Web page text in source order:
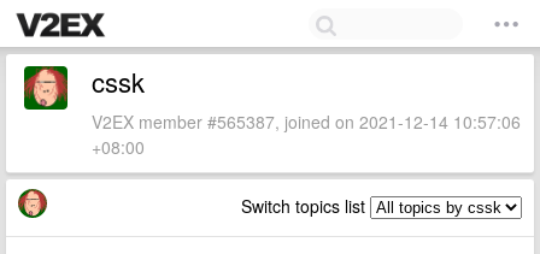
cssk
V2EX member #565387, joined on 2021-12-14 10:57:06
+08:00
Switch topics list